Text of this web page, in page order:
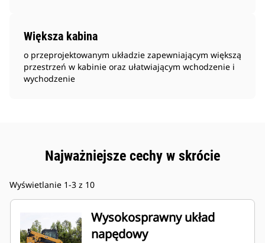
Większa kabina
o przeprojektowanym układzie zapewniającym większą
przestrzeń w kabinie oraz ułatwiającym wchodzenie i
wychodzenie
Najważniejsze cechy w skrócie
Wyświetlanie 1-3 z 10
Wysokosprawny układ
napędowy